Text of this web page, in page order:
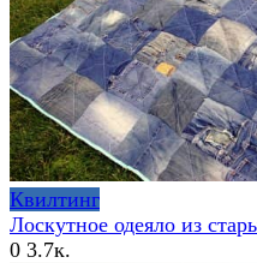
Квилтинг
Лоскутное одеяло из
0 3.7к.